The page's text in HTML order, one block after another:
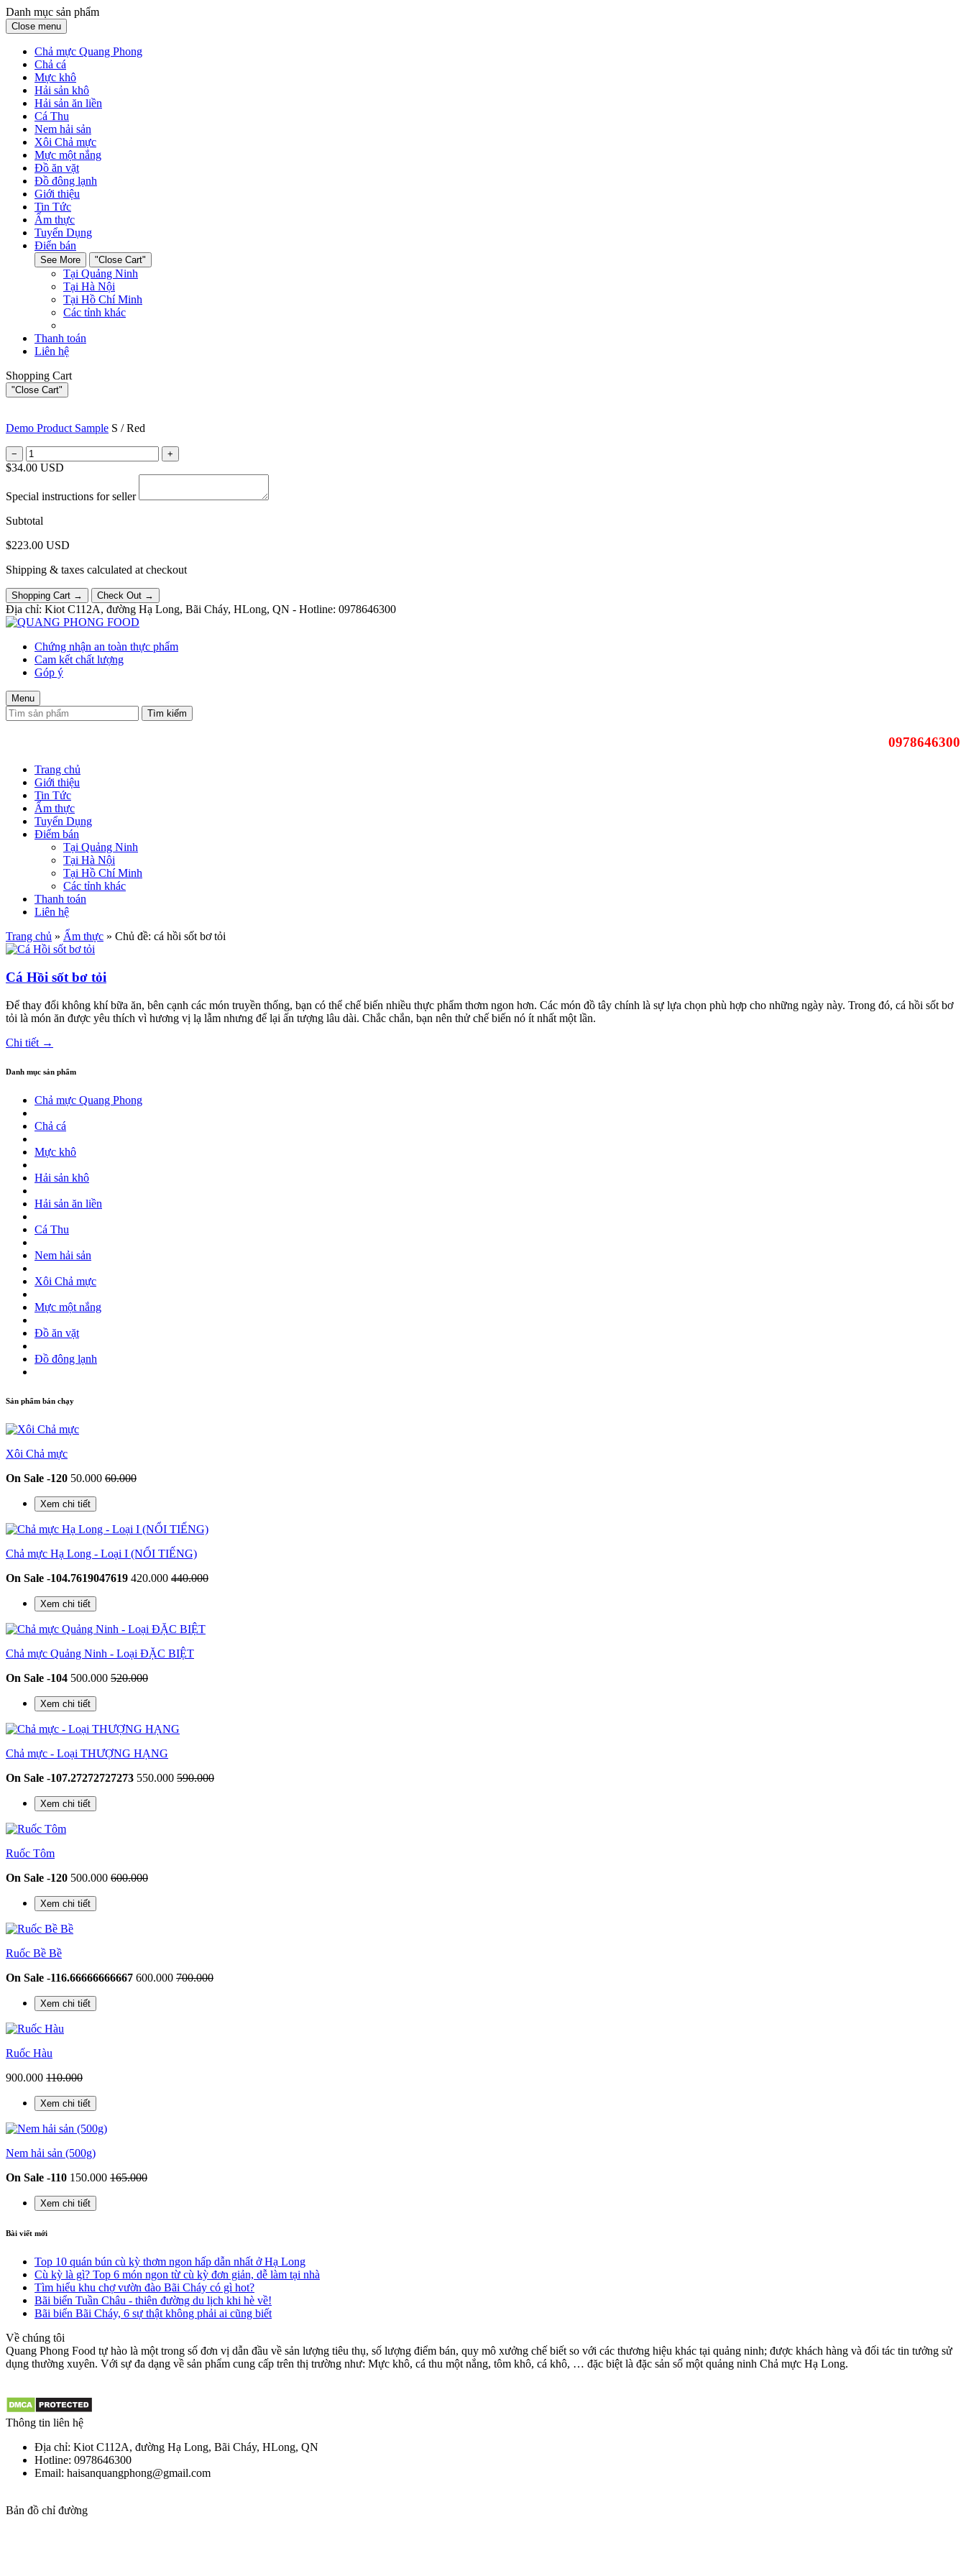
Danh mục sản phẩm
Close menu
Chả mực Quang Phong
Chả cá
Mực khô
Hải sản khô
Hải sản ăn liền
Cá Thu
Nem hải sản
Xôi Chả mực
Mực một nắng
Đồ ăn vặt
Đồ đông lạnh
Giới thiệu
Tin Tức
Ẩm thực
Tuyển Dụng
Điển bán
See More "Close Cart"
Tại Quảng Ninh
Tại Hà Nội
Tại Hồ Chí Minh
Các tỉnh khác
Thanh toán
Liên hệ
Shopping Cart
"Close Cart"
Demo Product Sample S / Red
− +
$34.00 USD
Special instructions for seller
Subtotal
$223.00 USD
Shipping & taxes calculated at checkout
Shopping Cart → Check Out →
Địa chỉ: Kiot C112A, đường Hạ Long, Bãi Cháy, HLong, QN - Hotline: 0978646300
Chứng nhận an toàn thực phẩm
Cam kết chất lượng
Góp ý
Menu
Tìm kiếm
0978646300
Trang chủ
Giới thiệu
Tin Tức
Ẩm thực
Tuyển Dụng
Điểm bán
Tại Quảng Ninh
Tại Hà Nội
Tại Hồ Chí Minh
Các tỉnh khác
Thanh toán
Liên hệ
Trang chủ » Ẩm thực » Chủ đề: cá hồi sốt bơ tỏi
Cá Hồi sốt bơ tỏi
Để thay đổi không khí bữa ăn, bên cạnh các món truyền thống, bạn có thể chế biến nhiều thực phẩm thơm ngon hơn. Các món đồ tây chính là sự lựa chọn phù hợp cho những ngày này. Trong đó, cá hồi sốt bơ
tỏi là món ăn được yêu thích vì hương vị lạ lẫm nhưng để lại ấn tượng lâu dài. Chắc chắn, bạn nên thử chế biến nó ít nhất một lần.
Chi tiết →
Danh mục sản phẩm
Chả mực Quang Phong
Chả cá
Mực khô
Hải sản khô
Hải sản ăn liền
Cá Thu
Nem hải sản
Xôi Chả mực
Mực một nắng
Đồ ăn vặt
Đồ đông lạnh
Sản phẩm bán chạy
Xôi Chả mực
On Sale -120 50.000 60.000
Xem chi tiết
Chả mực Hạ Long - Loại I (NỔI TIẾNG)
On Sale -104.7619047619 420.000 440.000
Xem chi tiết
Chả mực Quảng Ninh - Loại ĐẶC BIỆT
On Sale -104 500.000 520.000
Xem chi tiết
Chả mực - Loại THƯỢNG HẠNG
On Sale -107.27272727273 550.000 590.000
Xem chi tiết
Ruốc Tôm
On Sale -120 500.000 600.000
Xem chi tiết
Ruốc Bề Bề
On Sale -116.66666666667 600.000 700.000
Xem chi tiết
Ruốc Hàu
900.000 110.000
Xem chi tiết
Nem hải sản (500g)
On Sale -110 150.000 165.000
Xem chi tiết
Bài viết mới
Top 10 quán bún cù kỳ thơm ngon hấp dẫn nhất ở Hạ Long
Cù kỳ là gì? Top 6 món ngon từ cù kỳ đơn giản, dễ làm tại nhà
Tìm hiểu khu chợ vườn đào Bãi Cháy có gì hot?
Bãi biển Tuần Châu - thiên đường du lịch khi hè về!
Bãi biển Bãi Cháy, 6 sự thật không phải ai cũng biết
Về chúng tôi
Quang Phong Food tự hào là một trong số đơn vị dẫn đầu về sản lượng tiêu thụ, số lượng điểm bán, quy mô xưởng chế biết so với các thương hiệu khác tại quảng ninh; được khách hàng và đối tác tin tưởng sử
dụng thường xuyên. Với sự đa dạng về sản phẩm cung cấp trên thị trường như: Mực khô, cá thu một nắng, tôm khô, cá khô, … đặc biệt là đặc sản số một quảng ninh Chả mực Hạ Long.
Thông tin liên hệ
Địa chỉ: Kiot C112A, đường Hạ Long, Bãi Cháy, HLong, QN
Hotline: 0978646300
Email: haisanquangphong@gmail.com
Bản đồ chỉ đường